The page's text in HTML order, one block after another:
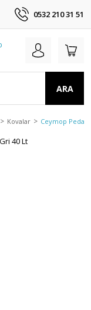
0532 210 31 51
ARA
Kovalar Ceymop